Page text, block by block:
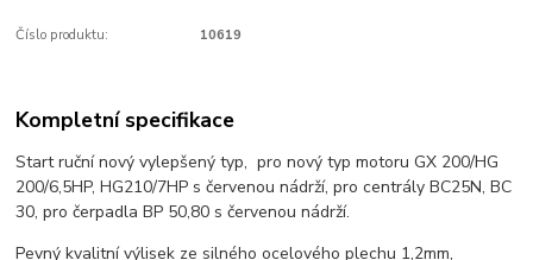
Číslo produktu: 10619
Kompletní specifikace
Start ruční nový vylepšený typ, pro nový typ motoru GX 200/HG
200/6,5HP, HG210/7HP s červenou nádrží, pro centrály BC25N, BC
30, pro čerpadla BP 50,80 s červenou nádrží.
Pevný kvalitní výlisek ze silného ocelového plechu 1,2mm,